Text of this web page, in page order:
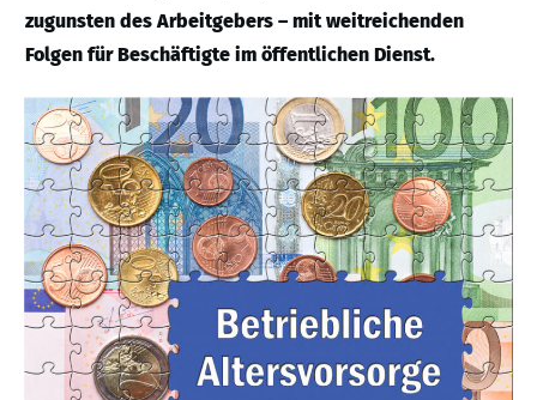
zugunsten des Arbeitgebers – mit weitreichenden
Folgen für Beschäftigte im öffentlichen Dienst.